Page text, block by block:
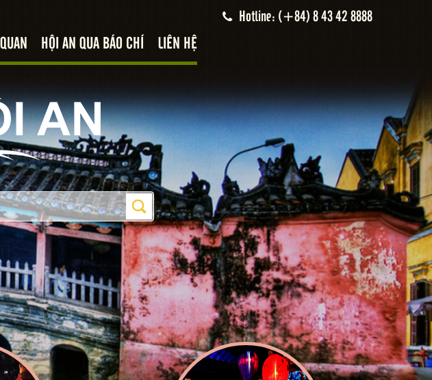
Hotline: (+84) 8 43 42 8888
HỘI AN QUA BÁO CHÍ LIÊN HỆ